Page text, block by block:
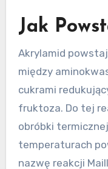
Jak
Akrylamid
między
cukrami
fruktoza. Do tej
obróbki
temperaturach
nazwę reakcji